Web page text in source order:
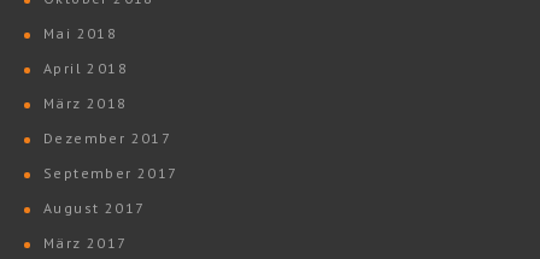
Mai 2018
April 2018
März 2018
Dezember 2017
September 2017
August 2017
März 2017